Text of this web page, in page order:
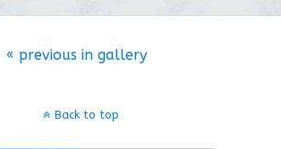
« previous in gallery
Back to top